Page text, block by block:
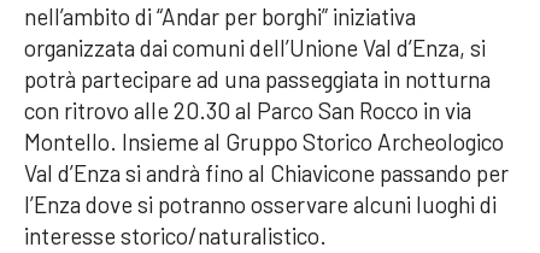
nell’ambito di “Andar per borghi” iniziativa
organizzata dai comuni dell’Unione Val d’Enza, si
potrà partecipare ad una passeggiata in notturna
con ritrovo alle 20.30 al Parco San Rocco in via
Montello. Insieme al Gruppo Storico Archeologico
Val d’Enza si andrà fino al Chiavicone passando per
l’Enza dove si potranno osservare alcuni luoghi di
interesse storico/naturalistico.